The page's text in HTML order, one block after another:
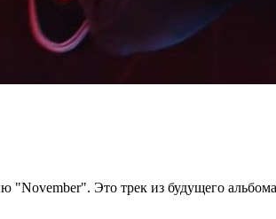
"November". Это трек из будущего